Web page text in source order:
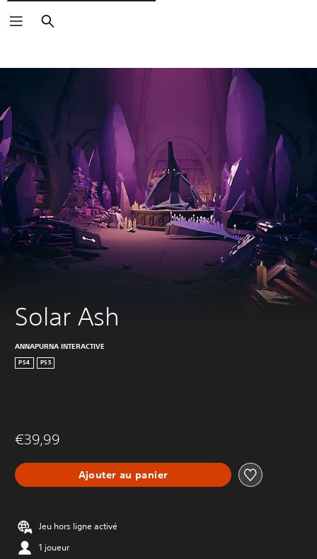
Rechercher
Solar Ash
ANNAPURNA INTERACTIVE
PS4 PS5
€39,99
Ajouter au panier
Jeu hors ligne activé
1 joueur